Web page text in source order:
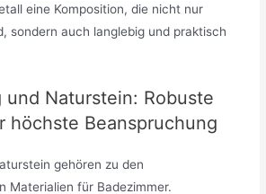
eine Komposition, die nicht nur
sondern auch langlebig und praktisch
und Naturstein: Robuste
höchste Beanspruchung
gehören zu den
Materialien für Badezimmer.